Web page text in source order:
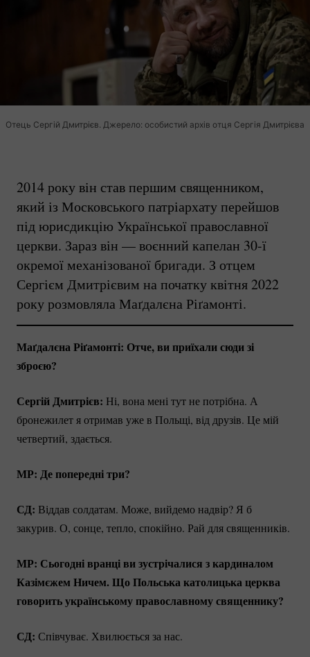
Отець Сергій Дмитрієв. Джерело: особистий архів отця Сергія Дмитрієва
2014 року він став першим священником,
який із Московського патріархату перейшов
під юрисдикцію Української православної
церкви. Зараз він — воєнний капелан 30-ї
окремої механізованої бригади. З отцем
Сергієм Дмитрієвим на початку квітня 2022
року розмовляла Маґдалєна Ріґамонті.
Маґдалєна Ріґамонті: Отче, ви приїхали сюди зі
зброєю?
Сергій Дмитрієв: Ні, вона мені тут не потрібна. А
бронежилет я отримав уже в Польщі, від друзів. Це мій
четвертий, здається.
МР: Де попередні три?
СД: Віддав солдатам. Може, вийдемо надвір? Я б
закурив. О, сонце, тепло, спокійно. Рай для священників.
МР: Сьогодні вранці ви зустрічалися з кардиналом
Казімєжем Ничем. Що Польська католицька церква
говорить українському православному священнику?
СД: Співчуває. Хвилюється за нас.